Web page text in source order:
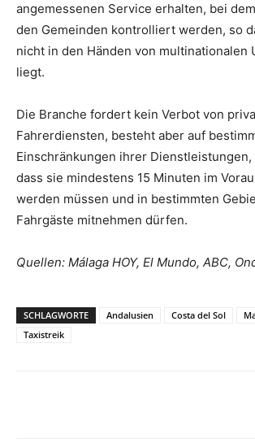
angemessenen Service erhalten, bei
den Gemeinden kontrolliert werden, so
nicht in den Händen von multinationalen
liegt.
Die Branche fordert kein Verbot von
Fahrerdiensten, besteht aber auf
Einschränkungen ihrer Dienstleistungen,
dass sie mindestens 15 Minuten im
werden müssen und in bestimmten
Fahrgäste mitnehmen dürfen.
Quellen: Málaga HOY, El Mundo, ABC,
SCHLAGWORTE Andalusien Costa del Sol
Taxistreik